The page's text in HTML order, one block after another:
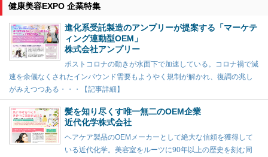
健康美容EXPO 企業特集
進化系受託製造のアンプリーが提案する「マーケテ
ィング連動型OEM」
株式会社アンプリー
ポストコロナの動きが水面下で加速している。コロナ禍で減
速を余儀なくされたインバウンド需要もようやく規制が解かれ、復調の兆し
がみえつつある・・・【記事詳細】
髪を知り尽くす唯一無二のOEM企業
近代化学株式会社
ヘアケア製品のOEMメーカーとして絶大な信頼を獲得して
いる近代化学。美容室をルーツに90年以上の歴史を刻む同